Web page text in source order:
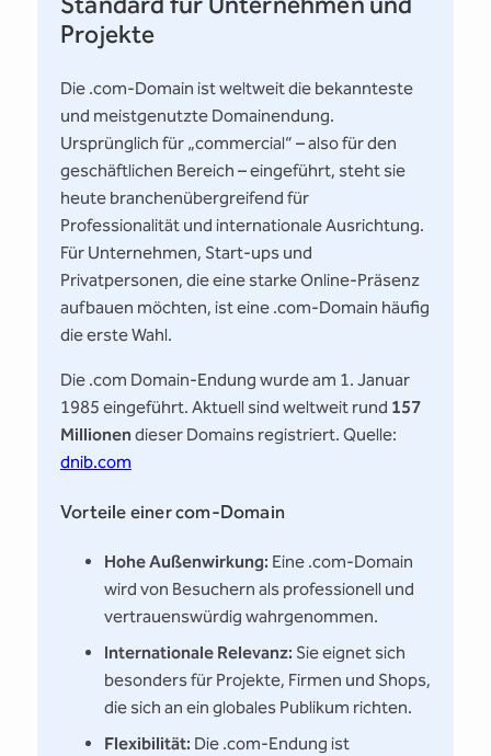
Projekte
Die .com-Domain ist weltweit die bekannteste
und meistgenutzte Domainendung.
Ursprünglich für „commercial“ – also für den
geschäftlichen Bereich – eingeführt, steht sie
heute branchenübergreifend für
Professionalität und internationale Ausrichtung.
Für Unternehmen, Start-ups und
Privatpersonen, die eine starke Online-Präsenz
aufbauen möchten, ist eine .com-Domain häufig
die erste Wahl.
Die .com Domain-Endung wurde am 1. Januar
1985 eingeführt. Aktuell sind weltweit rund 157
Millionen dieser Domains registriert. Quelle:
dnib.com
Vorteile einer com-Domain
Hohe Außenwirkung: Eine .com-Domain
wird von Besuchern als professionell und
vertrauenswürdig wahrgenommen.
Internationale Relevanz: Sie eignet sich
besonders für Projekte, Firmen und Shops,
die sich an ein globales Publikum richten.
Flexibilität: Die .com-Endung ist